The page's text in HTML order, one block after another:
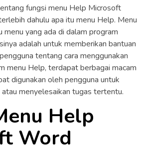
fungsi menu Help Microsoft
dahulu apa itu menu Help. Menu
menu yang ada di dalam program
adalah untuk memberikan bantuan
tentang cara menggunakan
menu Help, terdapat berbagai macam
digunakan oleh pengguna untuk
menyelesaikan tugas tertentu.
Help
Word